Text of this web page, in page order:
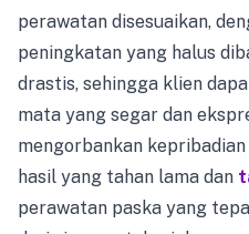
perawatan disesuaikan,
peningkatan yang halus
drastis, sehingga klien
mata yang segar dan
mengorbankan
hasil yang tahan lama dan
perawatan paska yang